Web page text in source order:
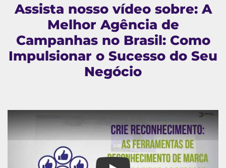
Assista nosso vídeo sobre: A
Melhor Agência de
Campanhas no Brasil: Como
Impulsionar o Sucesso do Seu
Negócio